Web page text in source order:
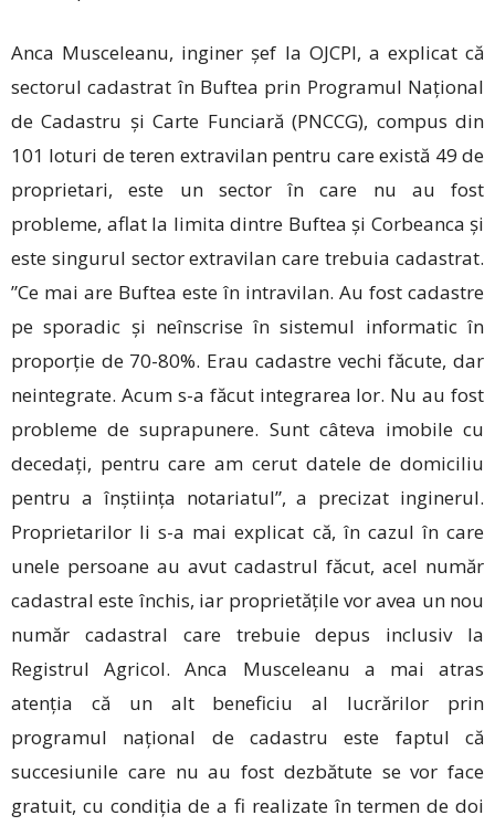
Anca Musceleanu, inginer șef la OJCPI, a explicat că
sectorul cadastrat în Buftea prin Programul Național
de Cadastru și Carte Funciară (PNCCG), compus din
101 loturi de teren extravilan pentru care există 49 de
proprietari, este un sector în care nu au fost
probleme, aflat la limita dintre Buftea și Corbeanca și
este singurul sector extravilan care trebuia cadastrat.
”Ce mai are Buftea este în intravilan. Au fost cadastre
pe sporadic și neînscrise în sistemul informatic în
proporție de 70-80%. Erau cadastre vechi făcute, dar
neintegrate. Acum s-a făcut integrarea lor. Nu au fost
probleme de suprapunere. Sunt câteva imobile cu
decedați, pentru care am cerut datele de domiciliu
pentru a înștiința notariatul”, a precizat inginerul.
Proprie­tarilor li s-a mai explicat că, în cazul în care
unele persoane au avut cadastrul făcut, acel număr
cadastral este închis, iar proprietățile vor avea un nou
număr cadastral care trebuie depus inclusiv la
Registrul Agricol. Anca Musceleanu a mai atras
atenția că un alt beneficiu al lucrărilor prin
programul național de cadastru este faptul că
succesiunile care nu au fost dezbătute se vor face
gratuit, cu condiția de a fi realizate în termen de doi